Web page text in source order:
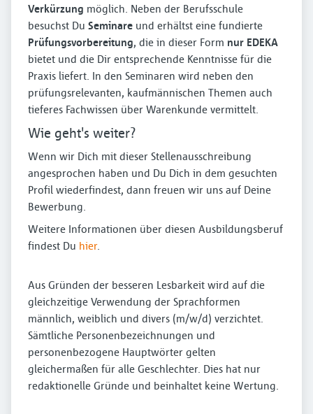
Verkürzung möglich. Neben der Berufsschule
besuchst Du Seminare und erhältst eine fundierte
Prüfungsvorbereitung, die in dieser Form nur EDEKA
bietet und die Dir entsprechende Kenntnisse für die
Praxis liefert. In den Seminaren wird neben den
prüfungsrelevanten, kaufmännischen Themen auch
tieferes Fachwissen über Warenkunde vermittelt.
Wie geht's weiter?
Wenn wir Dich mit dieser Stellenausschreibung
angesprochen haben und Du Dich in dem gesuchten
Profil wiederfindest, dann freuen wir uns auf Deine
Bewerbung.
Weitere Informationen über diesen Ausbildungsberuf
findest Du hier.
Aus Gründen der besseren Lesbarkeit wird auf die
gleichzeitige Verwendung der Sprachformen
männlich, weiblich und divers (m/w/d) verzichtet.
Sämtliche Personenbezeichnungen und
personenbezogene Hauptwörter gelten
gleichermaßen für alle Geschlechter. Dies hat nur
redaktionelle Gründe und beinhaltet keine Wertung.